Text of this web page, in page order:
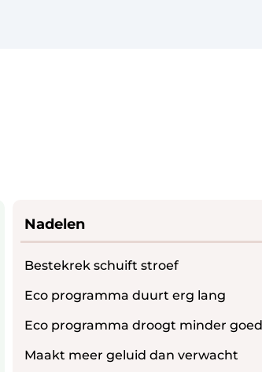
Nadelen
Bestekrek schuift stroef
Eco programma duurt erg lang
Eco programma droogt minder goed
Maakt meer geluid dan verwacht